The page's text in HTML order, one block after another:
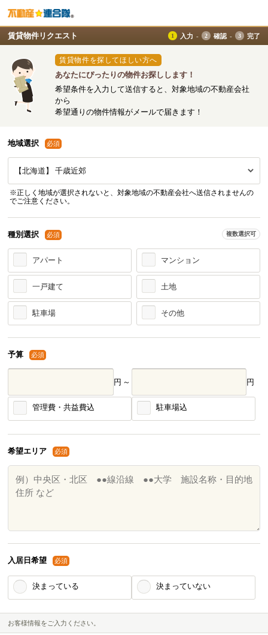
賃貸物件リクエスト 入力 確認 完了
賃貸物件を探してほしい方へ
あなたにぴったりの物件お探しします！
希望条件を入力して送信すると、対象地域の不動産会社
から
希望通りの物件情報がメールで届きます！
地域選択 必須
※正しく地域が選択されないと、対象地域の不動産会社へ送信されませんの
でご注意ください。
種別選択 必須 複数選択可
アパート マンション
一戸建て 土地
駐車場 その他
予算 必須
円～ 円
管理費・共益費込 駐車場込
希望エリア 必須
入居日希望 必須
決まっている 決まっていない
お客様情報をご入力ください。